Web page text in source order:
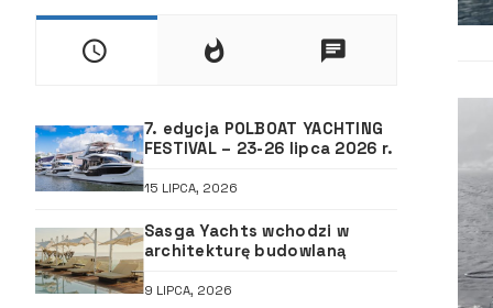
7. edycja POLBOAT YACHTING
FESTIVAL – 23-26 lipca 2026 r.
15 LIPCA, 2026
Sasga Yachts wchodzi w
architekturę budowlaną
9 LIPCA, 2026